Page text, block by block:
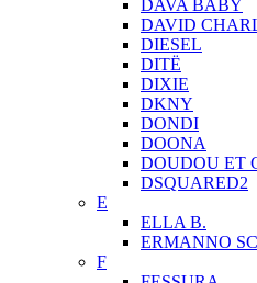
DAVA BABY
DAVID
DIESEL
DITЁ
DIXIE
DKNY
DONDI
DOONA
DOUDOU ET
DSQUARED2
E
ELLA B.
ERMANNO
F